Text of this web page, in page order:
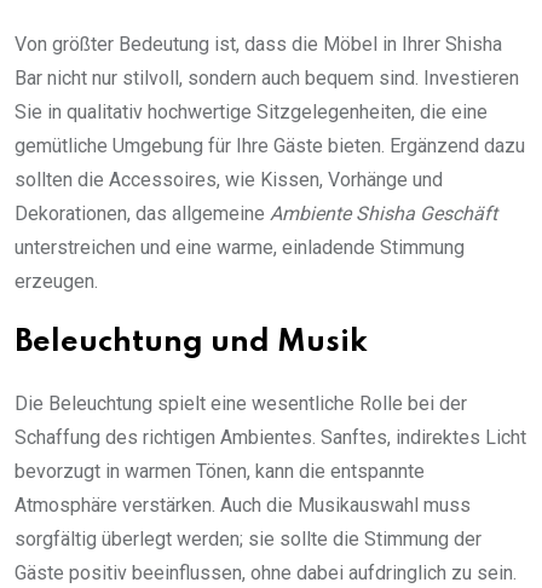
Von größter Bedeutung ist, dass die Möbel in Ihrer Shisha
Bar nicht nur stilvoll, sondern auch bequem sind. Investieren
Sie in qualitativ hochwertige Sitzgelegenheiten, die eine
gemütliche Umgebung für Ihre Gäste bieten. Ergänzend dazu
sollten die Accessoires, wie Kissen, Vorhänge und
Dekorationen, das allgemeine Ambiente Shisha Geschäft
unterstreichen und eine warme, einladende Stimmung
erzeugen.
Beleuchtung und Musik
Die Beleuchtung spielt eine wesentliche Rolle bei der
Schaffung des richtigen Ambientes. Sanftes, indirektes Licht
bevorzugt in warmen Tönen, kann die entspannte
Atmosphäre verstärken. Auch die Musikauswahl muss
sorgfältig überlegt werden; sie sollte die Stimmung der
Gäste positiv beeinflussen, ohne dabei aufdringlich zu sein.